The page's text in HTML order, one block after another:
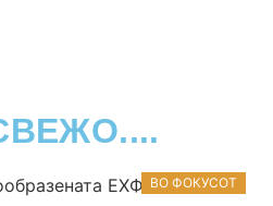
ВО ФОКУСОТ